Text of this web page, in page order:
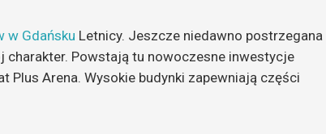
w Gdańsku Letnicy. Jeszcze niedawno postrzegana
charakter. Powstają tu nowoczesne inwestycje
Plus Arena. Wysokie budynki zapewniają części